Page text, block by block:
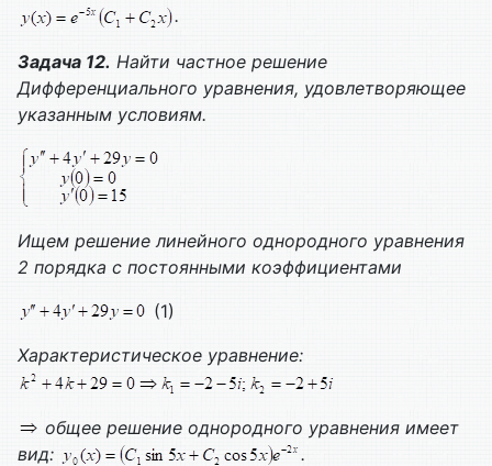
.
Задача 12. Найти частное решение
Дифференциального уравнения, удовлетворяющее
указанным условиям.
Ищем решение линейного однородного уравнения
2 порядка с постоянными коэффициентами
(1)
Характеристическое уравнение:
общее решение однородного уравнения имеет
вид:
.